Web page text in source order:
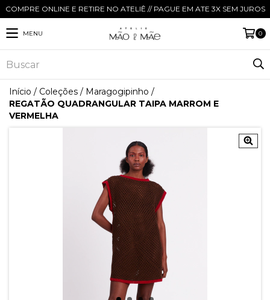
COMPRE ONLINE E RETIRE NO ATELIÊ // PAGUE EM ATE 3X SEM JUROS
MENU 0
Início / Coleções / Maragogipinho /
REGATÃO QUADRANGULAR TAIPA MARROM E
VERMELHA